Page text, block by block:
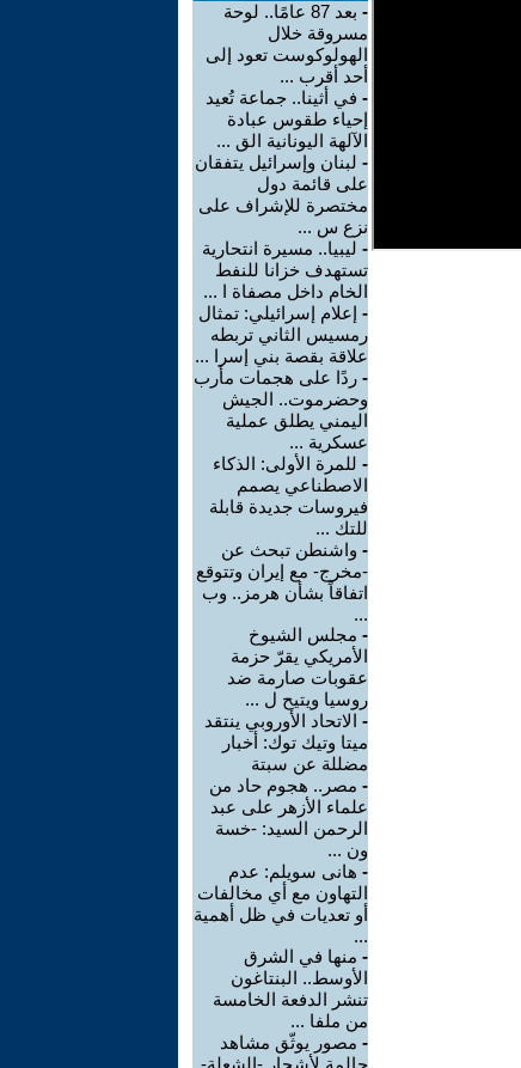
-
بعد 87 عامًا.. لوحة
مسروقة خلال
الهولوكوست تعود إلى
أحد أقرب ...
- في أثينا.. جماعة تُعيد
إحياء طقوس عبادة
الآلهة اليونانية الق ...
- لبنان وإسرائيل يتفقان
على قائمة دول
مختصرة للإشراف على
نزع س ...
- ليبيا.. مسيرة انتحارية
تستهدف خزانا للنفط
الخام داخل مصفاة ا ...
- إعلام إسرائيلي: تمثال
رمسيس الثاني تربطه
علاقة بقصة بني إسرا ...
- ردًا على هجمات مأرب
وحضرموت.. الجيش
اليمني يطلق عملية
عسكرية ...
- للمرة الأولى: الذكاء
الاصطناعي يصمم
فيروسات جديدة قابلة
للتك ...
- واشنطن تبحث عن
-مخرج- مع إيران وتتوقع
اتفاقاً بشأن هرمز.. وب
...
- مجلس الشيوخ
الأمريكي يقرّ حزمة
عقوبات صارمة ضد
روسيا ويتيح ل ...
- الاتحاد الأوروبي ينتقد
ميتا وتيك توك: أخبار
مضللة عن سبتة
- مصر.. هجوم حاد من
علماء الأزهر على عبد
الرحمن السيد: -خسة
ون ...
- هانى سويلم: عدم
التهاون مع أي مخالفات
أو تعديات في ظل أهمية
...
- منها في الشرق
الأوسط.. البنتاغون
تنشر الدفعة الخامسة
من ملفا ...
- مصور يوثّق مشاهد
حالمة لأشجار -الشعلة-